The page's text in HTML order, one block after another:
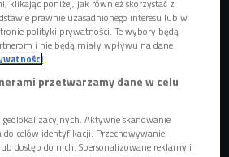
klikając poniżej, jak również skorzystać z
prawnie uzasadnionego interesu lub w
polityki prywatności. Te wybory będą
i nie będą miały wpływu na dane
przetwarzamy dane w celu
geolokalizacyjnych. Aktywne skanowanie
celów identyfikacji. Przechowywanie
dostęp do nich. Spersonalizowane reklamy i